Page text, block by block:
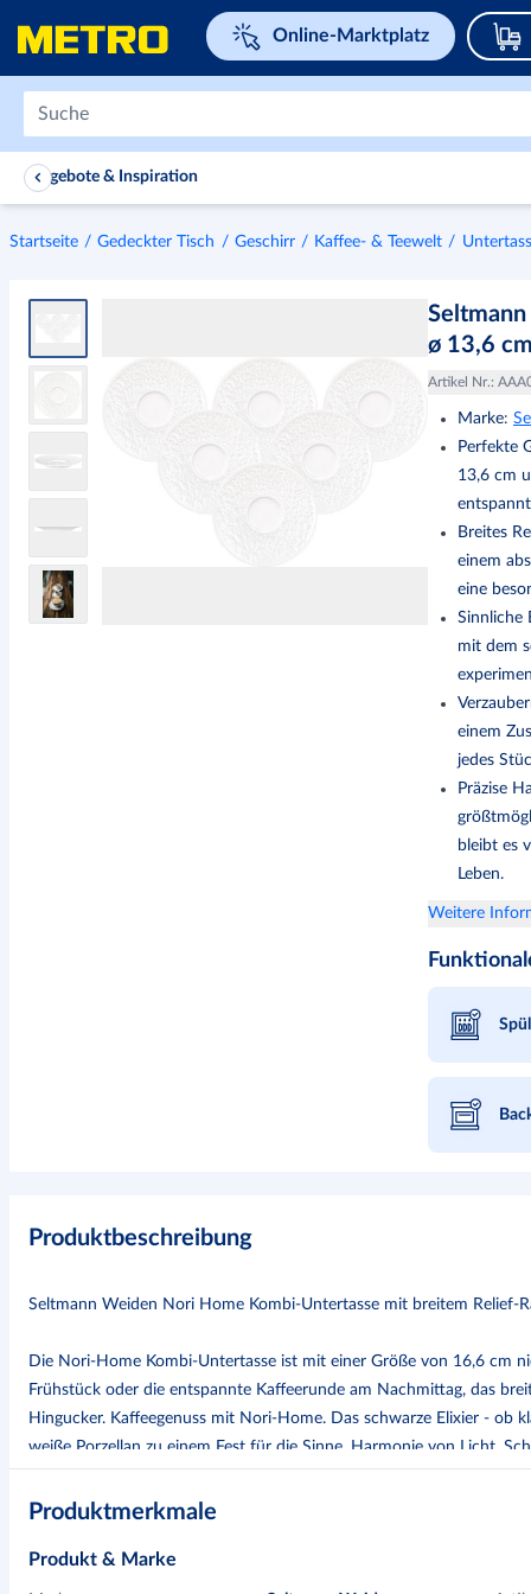
Navigieren Sie zu home pageOnline-Marktplatz
Angebote & Inspiration
Startseite Gedeckter Tisch Geschirr Kaffee- & Teewelt
ø 13,6
Artikel Nr.:
Marke:
Perfekte
13,6 cm
Breites
einem
eine
Sinnliche
mit dem
einem
jedes
Präzise
bleibt es
Leben.
Weitere
Produktbeschreibung
Seltmann Weiden Nori Home Kombi-Untertasse mit breitem Relief-
Die Nori-Home Kombi-Untertasse ist mit einer Größe von 16,6 cm
Frühstück oder die entspannte Kaffeerunde am Nachmittag, das
Hingucker. Kaffeegenuss mit Nori-Home. Das schwarze Elixier - ob
weiße Porzellan zu einem Fest für die Sinne. Harmonie von Licht,
noch vollkommen und symbolisiert durch die faszinierende
Passend für:
Produktmerkmale
Produkt & Marke